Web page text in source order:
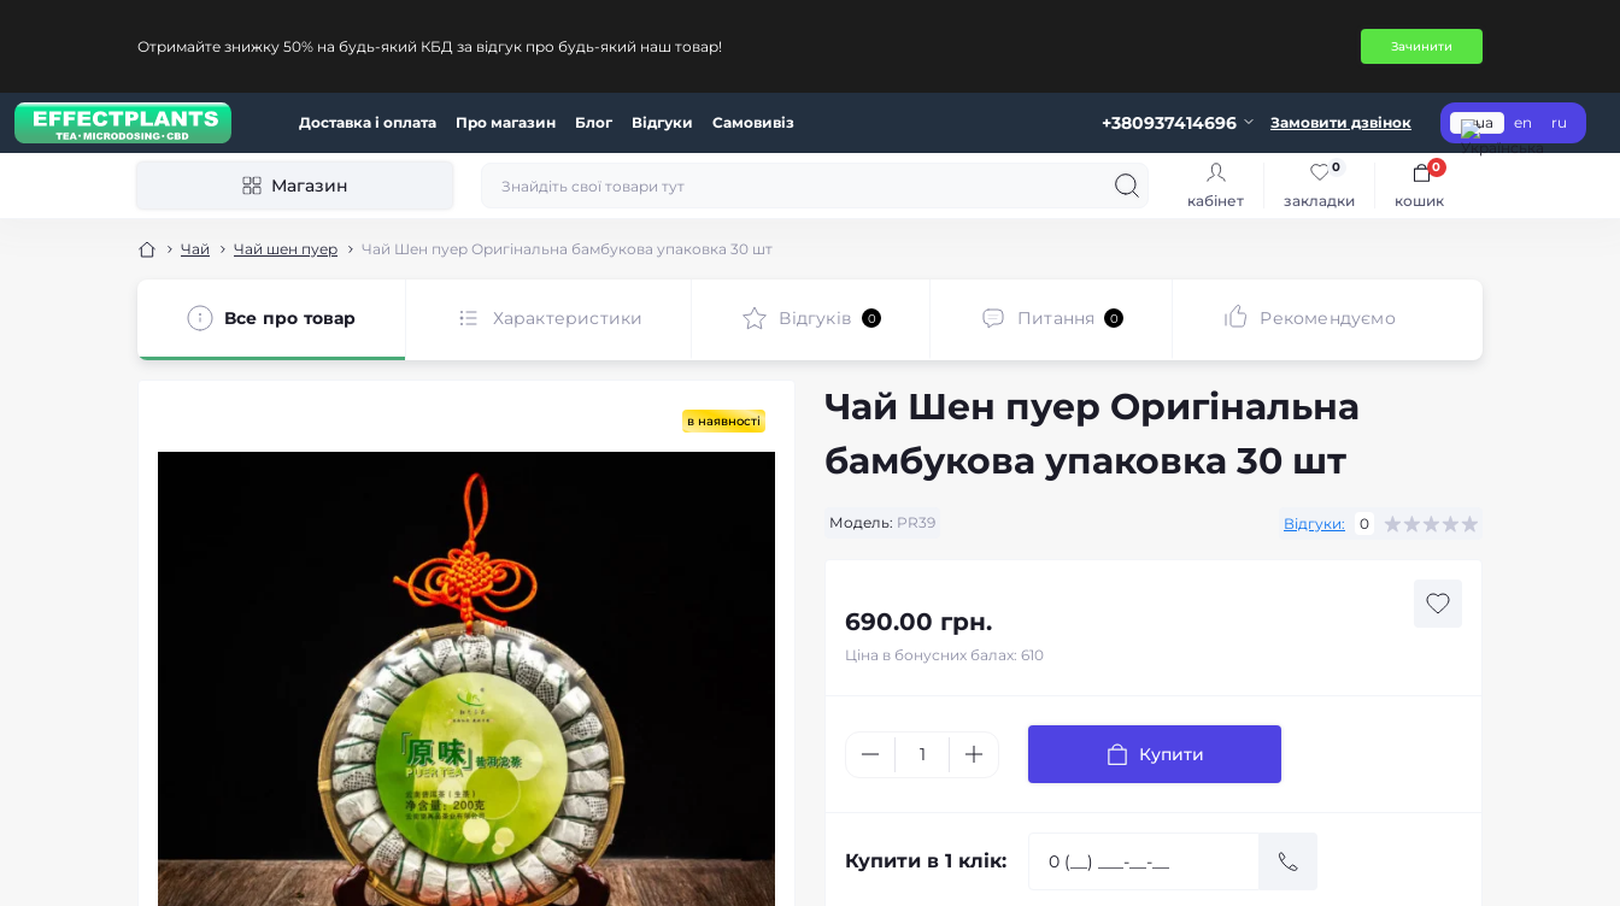
Отримайте знижку 50% на будь-який КБД за відгук про будь-який наш товар! Зачинити
Доставка і оплата Про магазин Блог Відгуки Самовивіз +380937414696 Замовити дзвінок ua en ru
Магазин
кабінет закладки
0
кошик
0
Чай Чай шен пуер Чай Шен пуер Оригінальна бамбукова упаковка 30 шт
Все про товар Характеристики Відгуків 0 Питання 0 Рекомендуємо
в наявності
Чай Шен пуер Оригінальна
бамбукова упаковка 30 шт
Модель: PR39 Відгуки: 0
690.00 грн.
Ціна в бонусних балах: 610
Купити
Купити в 1 клік: